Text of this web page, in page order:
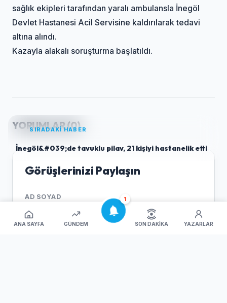
ANA SAYFA GÜNDEM
1
SON DAKIKA YAZARLAR
sağlık ekipleri tarafından yaralı ambulansla İnegöl
Devlet Hastanesi Acil Servisine kaldırılarak tedavi
altına alındı.
Kazayla alakalı soruşturma başlatıldı.
YORUMLAR (0)
Görüşlerinizi Paylaşın
AD SOYAD
SIRADAKİ HABER
İnegöl&#039;de tavuklu pilav, 21 kişiyi hastanelik etti